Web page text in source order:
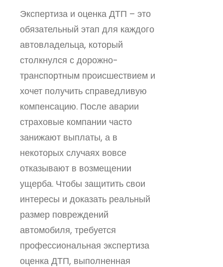
Экспертиза и оценка ДТП – это
обязательный этап для каждого
автовладельца, который
столкнулся с дорожно-
транспортным происшествием и
хочет получить справедливую
компенсацию. После аварии
страховые компании часто
занижают выплаты, а в
некоторых случаях вовсе
отказывают в возмещении
ущерба. Чтобы защитить свои
интересы и доказать реальный
размер повреждений
автомобиля, требуется
профессиональная экспертиза
оценка ДТП, выполненная